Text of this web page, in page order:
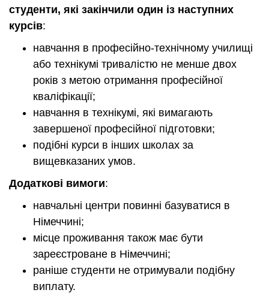
студенти, які закінчили один із наступних
курсів:
навчання в професійно-технічному училищі
або технікумі тривалістю не менше двох
років з метою отримання професійної
кваліфікації;
навчання в технікумі, які вимагають
завершеної професійної підготовки;
подібні курси в інших школах за
вищевказаних умов.
Додаткові вимоги:
навчальні центри повинні базуватися в
Німеччині;
місце проживання також має бути
зареєстроване в Німеччині;
раніше студенти не отримували подібну
виплату.